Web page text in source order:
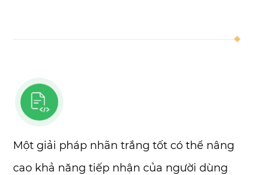
Một giải pháp nhãn trắng tốt có thể nâng
cao khả năng tiếp nhận của người dùng